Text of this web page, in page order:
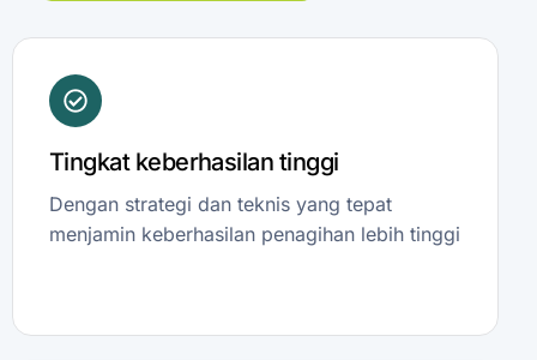
Tingkat keberhasilan tinggi
Dengan strategi dan teknis yang tepat
menjamin keberhasilan penagihan lebih tinggi